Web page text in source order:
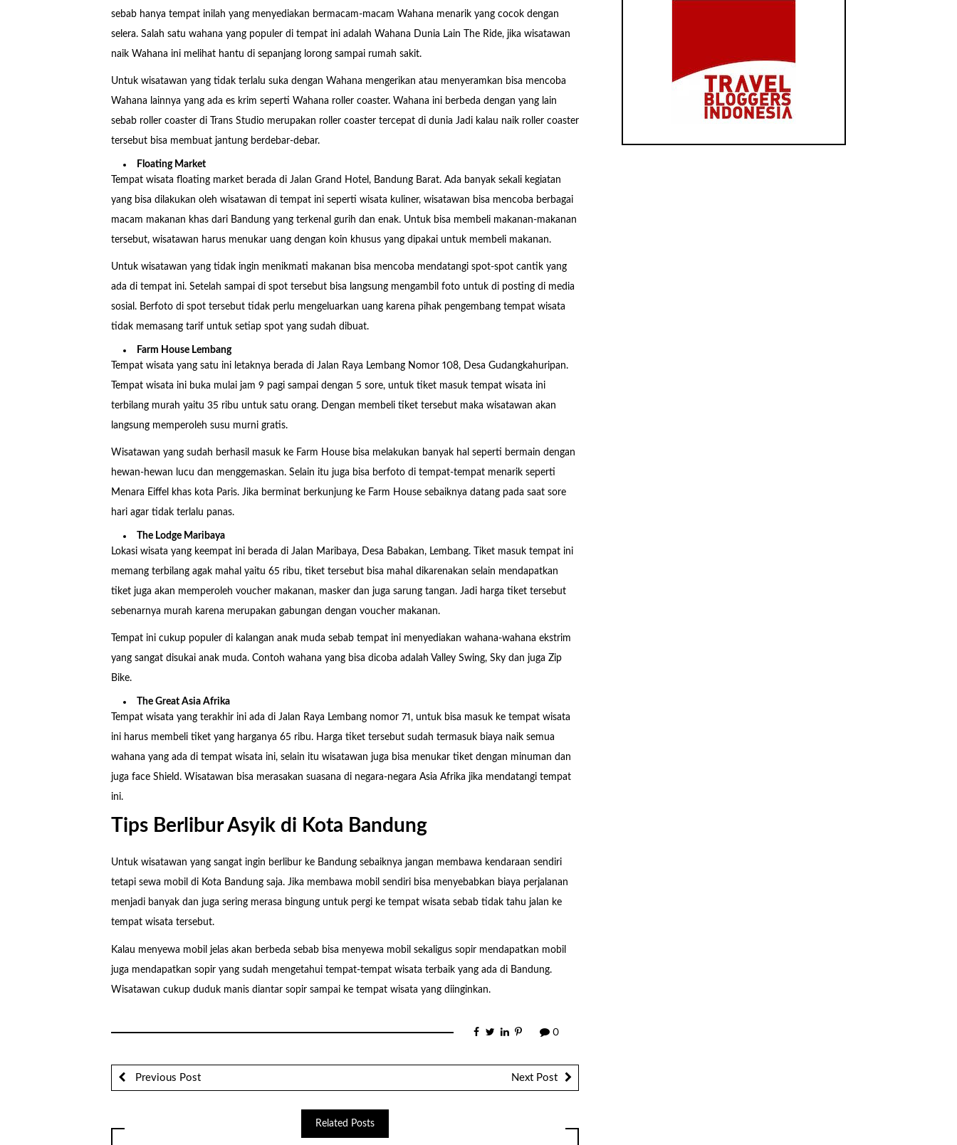
sebab hanya tempat inilah yang menyediakan bermacam-macam Wahana menarik yang cocok dengan
selera. Salah satu wahana yang populer di tempat ini adalah Wahana Dunia Lain The Ride, jika wisatawan
naik Wahana ini melihat hantu di sepanjang lorong sampai rumah sakit.
Untuk wisatawan yang tidak terlalu suka dengan Wahana mengerikan atau menyeramkan bisa mencoba
Wahana lainnya yang ada es krim seperti Wahana roller coaster. Wahana ini berbeda dengan yang lain
sebab roller coaster di Trans Studio merupakan roller coaster tercepat di dunia Jadi kalau naik roller coaster
tersebut bisa membuat jantung berdebar-debar.
Floating Market
Tempat wisata floating market berada di Jalan Grand Hotel, Bandung Barat. Ada banyak sekali kegiatan
yang bisa dilakukan oleh wisatawan di tempat ini seperti wisata kuliner, wisatawan bisa mencoba berbagai
macam makanan khas dari Bandung yang terkenal gurih dan enak. Untuk bisa membeli makanan-makanan
tersebut, wisatawan harus menukar uang dengan koin khusus yang dipakai untuk membeli makanan.
Untuk wisatawan yang tidak ingin menikmati makanan bisa mencoba mendatangi spot-spot cantik yang
ada di tempat ini. Setelah sampai di spot tersebut bisa langsung mengambil foto untuk di posting di media
sosial. Berfoto di spot tersebut tidak perlu mengeluarkan uang karena pihak pengembang tempat wisata
tidak memasang tarif untuk setiap spot yang sudah dibuat.
Farm House Lembang
Tempat wisata yang satu ini letaknya berada di Jalan Raya Lembang Nomor 108, Desa Gudangkahuripan.
Tempat wisata ini buka mulai jam 9 pagi sampai dengan 5 sore, untuk tiket masuk tempat wisata ini
terbilang murah yaitu 35 ribu untuk satu orang. Dengan membeli tiket tersebut maka wisatawan akan
langsung memperoleh susu murni gratis.
Wisatawan yang sudah berhasil masuk ke Farm House bisa melakukan banyak hal seperti bermain dengan
hewan-hewan lucu dan menggemaskan. Selain itu juga bisa berfoto di tempat-tempat menarik seperti
Menara Eiffel khas kota Paris. Jika berminat berkunjung ke Farm House sebaiknya datang pada saat sore
hari agar tidak terlalu panas.
The Lodge Maribaya
Lokasi wisata yang keempat ini berada di Jalan Maribaya, Desa Babakan, Lembang. Tiket masuk tempat ini
memang terbilang agak mahal yaitu 65 ribu, tiket tersebut bisa mahal dikarenakan selain mendapatkan
tiket juga akan memperoleh voucher makanan, masker dan juga sarung tangan. Jadi harga tiket tersebut
sebenarnya murah karena merupakan gabungan dengan voucher makanan.
Tempat ini cukup populer di kalangan anak muda sebab tempat ini menyediakan wahana-wahana ekstrim
yang sangat disukai anak muda. Contoh wahana yang bisa dicoba adalah Valley Swing, Sky dan juga Zip
Bike.
The Great Asia Afrika
Tempat wisata yang terakhir ini ada di Jalan Raya Lembang nomor 71, untuk bisa masuk ke tempat wisata
ini harus membeli tiket yang harganya 65 ribu. Harga tiket tersebut sudah termasuk biaya naik semua
wahana yang ada di tempat wisata ini, selain itu wisatawan juga bisa menukar tiket dengan minuman dan
juga face Shield. Wisatawan bisa merasakan suasana di negara-negara Asia Afrika jika mendatangi tempat
ini.
Tips Berlibur Asyik di Kota Bandung
Untuk wisatawan yang sangat ingin berlibur ke Bandung sebaiknya jangan membawa kendaraan sendiri
tetapi sewa mobil di Kota Bandung saja. Jika membawa mobil sendiri bisa menyebabkan biaya perjalanan
menjadi banyak dan juga sering merasa bingung untuk pergi ke tempat wisata sebab tidak tahu jalan ke
tempat wisata tersebut.
Kalau menyewa mobil jelas akan berbeda sebab bisa menyewa mobil sekaligus sopir mendapatkan mobil
juga mendapatkan sopir yang sudah mengetahui tempat-tempat wisata terbaik yang ada di Bandung.
Wisatawan cukup duduk manis diantar sopir sampai ke tempat wisata yang diinginkan.
0
Previous Post Next Post
Related Posts